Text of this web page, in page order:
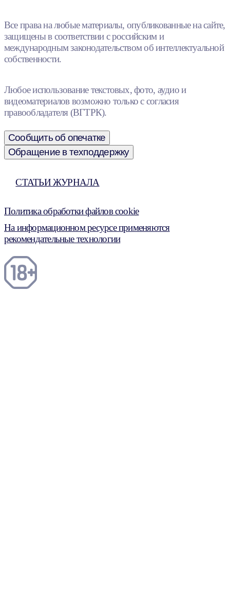
Все права на любые материалы, опубликованные на сайте,
защищены в соответствии с российским и
международным законодательством об интеллектуальной
собственности.
Любое использование текстовых, фото, аудио и
видеоматериалов возможно только с согласия
правообладателя (ВГТРК).
Сообщить об опечатке
Обращение в техподдержку
СТАТЬИ ЖУРНАЛА
Политика обработки файлов cookie
На информационном ресурсе применяются
рекомендательные технологии